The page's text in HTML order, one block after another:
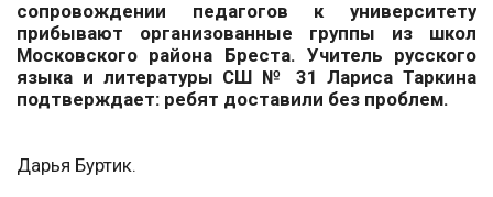
сопровождении педагогов к университету
прибывают организованные группы из школ
Московского района Бреста. Учитель русского
языка и литературы СШ № 31 Лариса Таркина
подтверждает: ребят доставили без проблем.
Дарья Буртик.